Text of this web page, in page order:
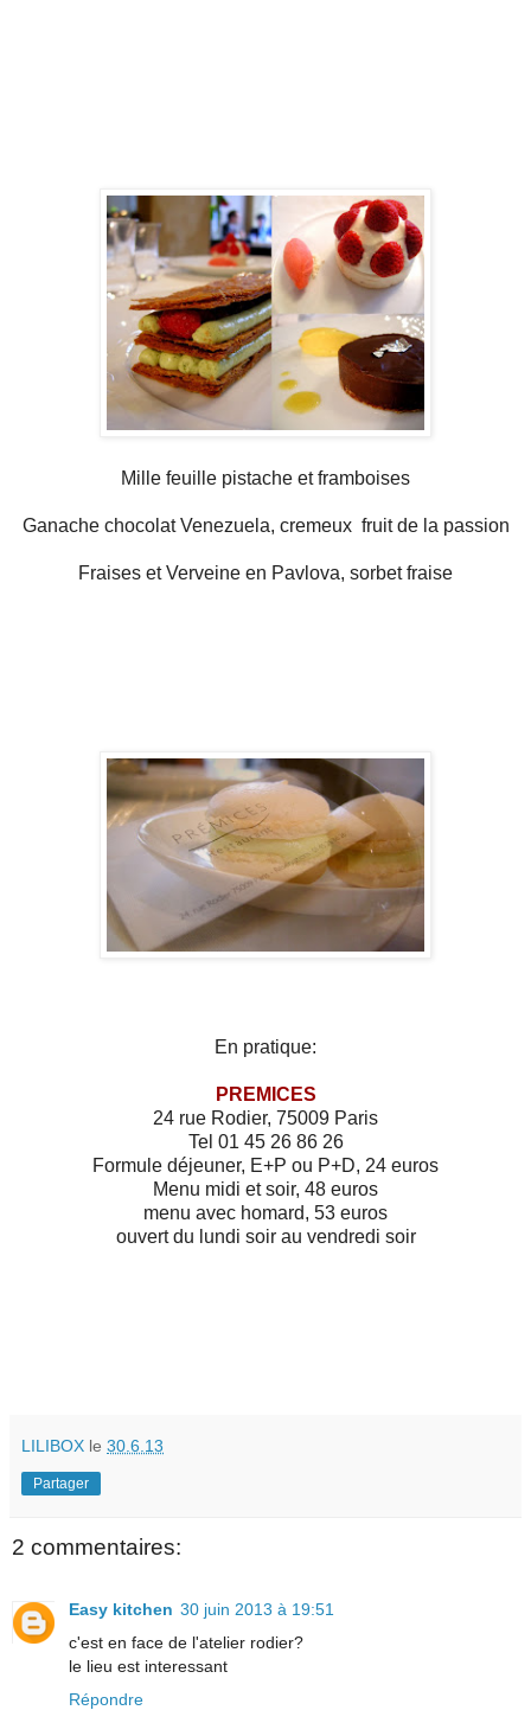
Mille feuille pistache et framboises
Ganache chocolat Venezuela, cremeux fruit de la passion
Fraises et Verveine en Pavlova, sorbet fraise
En pratique:
PREMICES
24 rue Rodier, 75009 Paris
Tel 01 45 26 86 26
Formule déjeuner, E+P ou P+D, 24 euros
Menu midi et soir, 48 euros
menu avec homard, 53 euros
ouvert du lundi soir au vendredi soir
LILIBOX le 30.6.13
Partager
2 commentaires:
Easy kitchen 30 juin 2013 à 19:51
c'est en face de l'atelier rodier?
le lieu est interessant
Répondre